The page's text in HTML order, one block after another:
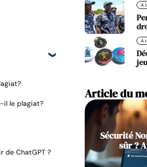
il le plagiat?
de ChatGPT ?
À
À
Article du
Sécurité
sûr ?